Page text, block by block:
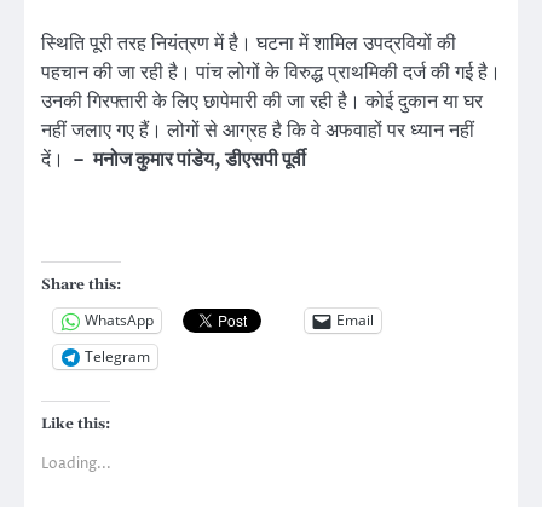
स्थिति पूरी तरह नियंत्रण में है। घटना में शामिल उपद्रवियों की
पहचान की जा रही है। पांच लोगों के विरुद्ध प्राथमिकी दर्ज की गई है।
उनकी गिरफ्तारी के लिए छापेमारी की जा रही है। कोई दुकान या घर
नहीं जलाए गए हैं। लोगों से आग्रह है कि वे अफवाहों पर ध्यान नहीं
दें। – मनोज कुमार पांडेय, डीएसपी पूर्वी
Share this:
WhatsApp
Email
Telegram
Like this:
Loading...